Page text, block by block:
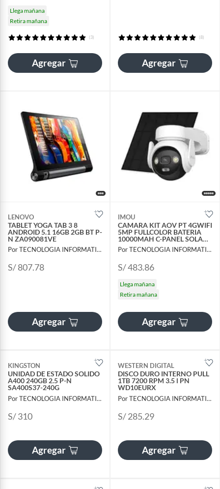
Llega mañana
Retira mañana
(3)
Agregar
(8)
Agregar
LENOVO
TABLET YOGA TAB 3 8
ANDROID 5.1 16GB 2GB BT P-
N ZA090081VE
Por TECNOLOGIA INFORMATICA Y CONSULTORIA
S/ 807.78
Agregar
IMOU
CAMARA KIT AOV PT 4GWIFI
5MP FULLCOLOR BATERIA
10000MAH C-PANEL SOLAR
5W PC-B7ED-5M0TEA-AM-
FSP14
Por TECNOLOGIA INFORMATICA Y CONSULTORIA
S/ 483.86
Llega mañana
Retira mañana
Agregar
KINGSTON
UNIDAD DE ESTADO SOLIDO
A400 240GB 2.5 P-N
SA400S37-240G
Por TECNOLOGIA INFORMATICA Y CONSULTORIA
S/ 310
Agregar
WESTERN DIGITAL
DISCO DURO INTERNO PULL
1TB 7200 RPM 3.5 l PN
WD10EURX
Por TECNOLOGIA INFORMATICA Y CONSULTORIA
S/ 285.29
Agregar